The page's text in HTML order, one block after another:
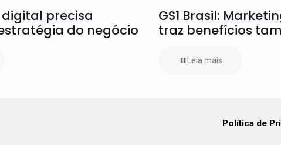
digital precisa
do negócio
GS1 Brasil:
traz benefícios
Leia mais
Política de